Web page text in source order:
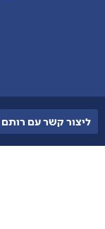
ליצור קשר עם רותם